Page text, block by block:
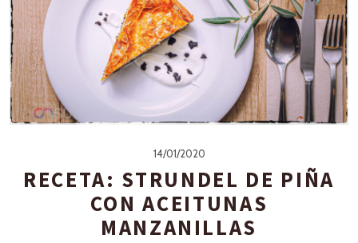
14/01/2020
RECETA: STRUNDEL DE PIÑA
CON ACEITUNAS
MANZANILLAS